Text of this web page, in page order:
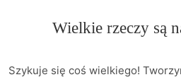
Wielkie rzeczy są
Szykuje się coś wielkiego!